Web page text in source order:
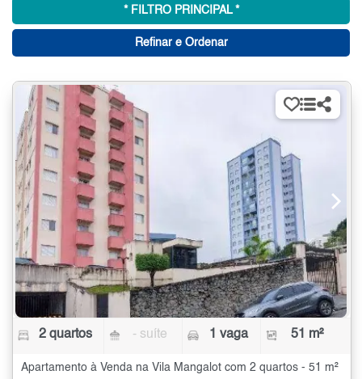
* FILTRO PRINCIPAL *
Refinar e Ordenar
2 quartos - suíte 1 vaga 51 m²
Apartamento à Venda na Vila Mangalot com 2 quartos - 51 m²